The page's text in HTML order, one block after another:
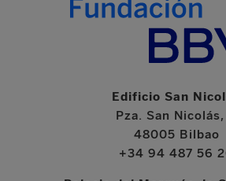
Edificio San
Pza. San
48005 Bilbao
+34 94 487 56